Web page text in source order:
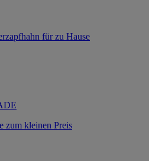
für zu Hause
zum kleinen Preis